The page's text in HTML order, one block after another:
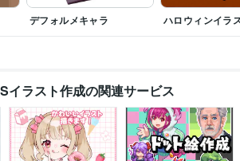
デフォルメキャラ ハロウィンイラ
イラスト作成の関連サービス